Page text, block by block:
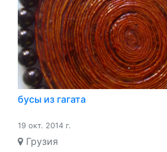
бусы из гагата
19 окт. 2014 г.
Грузия